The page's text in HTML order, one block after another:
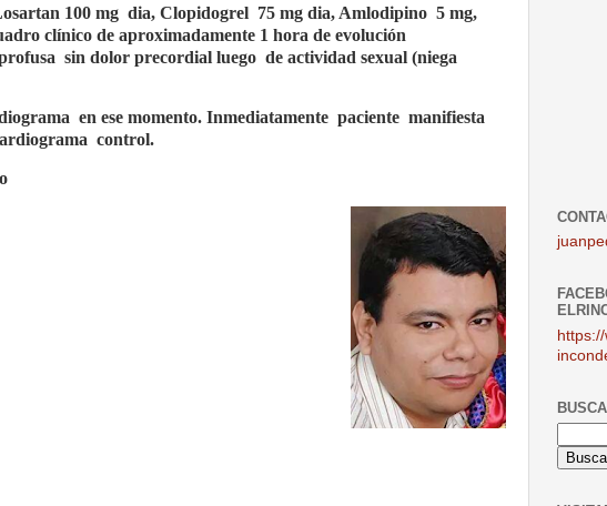
100 mg dia, Clopidogrel 75 mg dia, Amlodipino 5 mg,
clínico de aproximadamente 1 hora de evolución
sin dolor precordial luego de actividad sexual (niega
en ese momento. Inmediatamente paciente manifiesta
control.